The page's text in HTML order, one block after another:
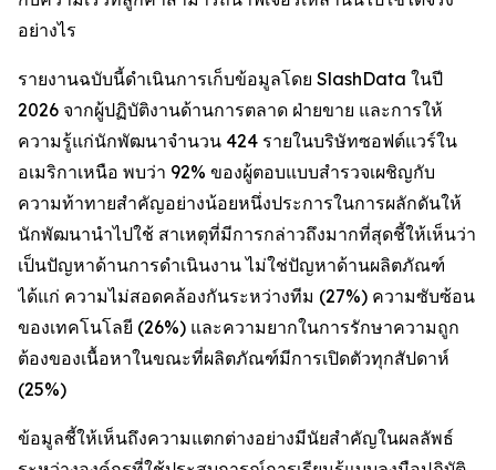
อย่างไร
รายงานฉบับนี้ดำเนินการเก็บข้อมูลโดย SlashData ในปี
2026 จากผู้ปฏิบัติงานด้านการตลาด ฝ่ายขาย และการให้
ความรู้แก่นักพัฒนาจำนวน 424 รายในบริษัทซอฟต์แวร์ใน
อเมริกาเหนือ พบว่า 92% ของผู้ตอบแบบสำรวจเผชิญกับ
ความท้าทายสำคัญอย่างน้อยหนึ่งประการในการผลักดันให้
นักพัฒนานำไปใช้ สาเหตุที่มีการกล่าวถึงมากที่สุดชี้ให้เห็นว่า
เป็นปัญหาด้านการดำเนินงาน ไม่ใช่ปัญหาด้านผลิตภัณฑ์
ได้แก่ ความไม่สอดคล้องกันระหว่างทีม (27%) ความซับซ้อน
ของเทคโนโลยี (26%) และความยากในการรักษาความถูก
ต้องของเนื้อหาในขณะที่ผลิตภัณฑ์มีการเปิดตัวทุกสัปดาห์
(25%)
ข้อมูลชี้ให้เห็นถึงความแตกต่างอย่างมีนัยสำคัญในผลลัพธ์